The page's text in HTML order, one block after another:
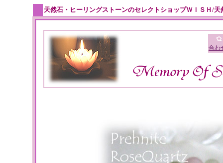
天然石・ヒーリングストーンのセレクトショップＷＩＳＨ/
合わ